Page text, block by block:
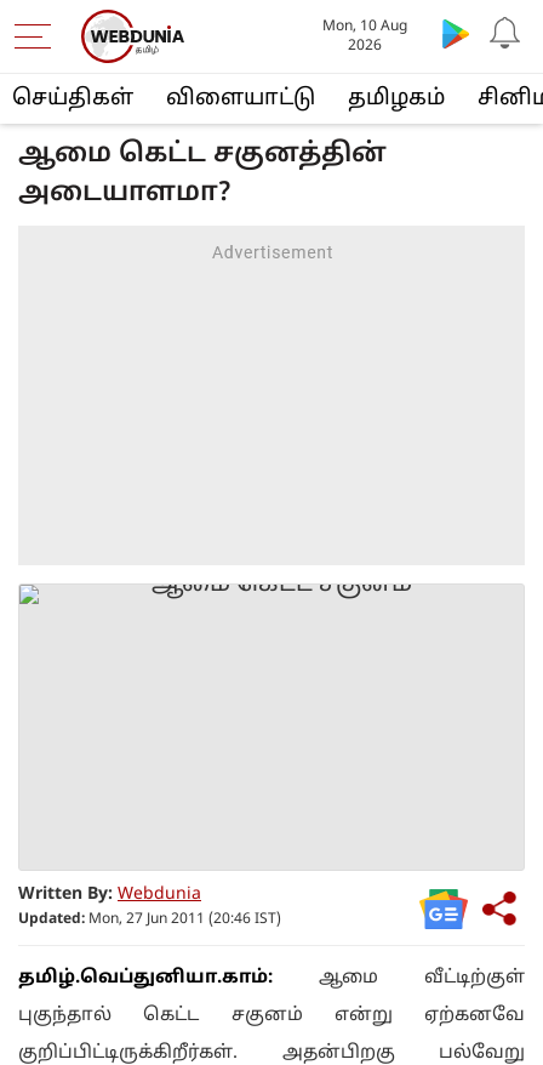
செய்திகள் விளையா‌ட்டு த‌மிழக‌ம்
Mon, 10 Aug
2026
ஆமை கெ‌ட்ட சகுன‌த்‌தி‌ன்
அடையாளமா?
Written By: Webdunia
Updated: Mon, 27 Jun 2011 (20:46 IST)
த‌மி‌ழ்.வெ‌ப்து‌னியா.கா‌ம்: ஆமை வீட்டிற்குள்
புகுந்தால் கெட்ட சகுனம் என்று ஏற்கனவே
குறிப்பிட்டிருக்கிறீர்கள். அதன்பிறகு பல்வேறு